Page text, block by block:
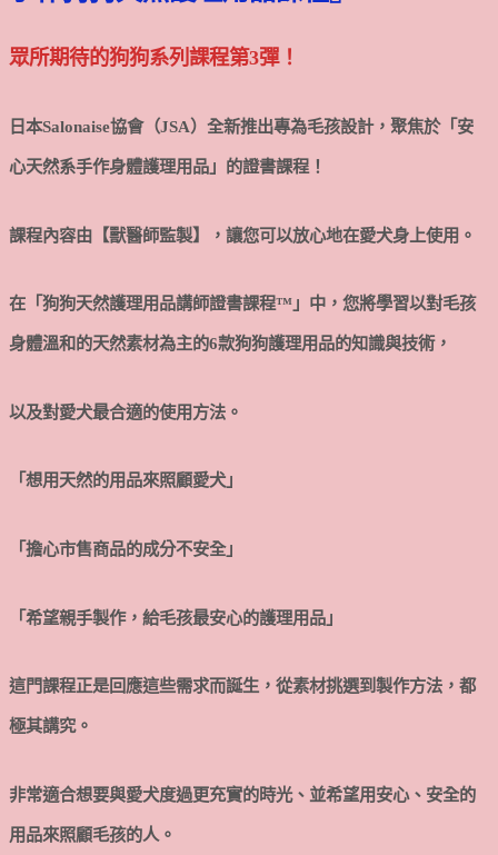
眾所期待的狗狗系列課程第3彈！
日本Salonaise協會（JSA）全新推出專為毛孩設計，聚焦於「安
心天然系手作身體護理用品」的證書課程！
課程內容由【獸醫師監製】，讓您可以放心地在愛犬身上使用。
在「狗狗天然護理用品講師證書課程™」中，您將學習以對毛孩
身體溫和的天然素材為主的6款狗狗護理用品的知識與技術，
以及對愛犬最合適的使用方法。
「想用天然的用品來照顧愛犬」
「擔心市售商品的成分不安全」
「希望親手製作，給毛孩最安心的護理用品」
這門課程正是回應這些需求而誕生，從素材挑選到製作方法，都
極其講究。
非常適合想要與愛犬度過更充實的時光、並希望用安心、安全的
用品來照顧毛孩的人。